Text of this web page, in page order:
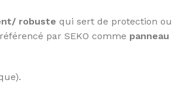
robuste qui sert de protection ou
par SEKO comme panneau